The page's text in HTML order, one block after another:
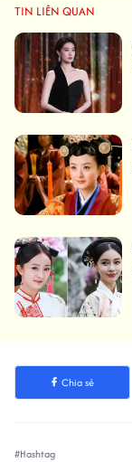
TIN LIÊN QUAN
Chia sẻ
#Hashtag